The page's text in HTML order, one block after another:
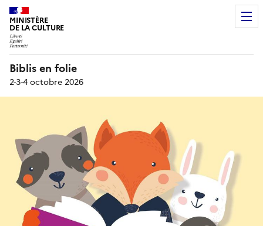
MINISTÈRE
DE LA CULTURE
Biblis en folie
2-3-4 octobre 2026